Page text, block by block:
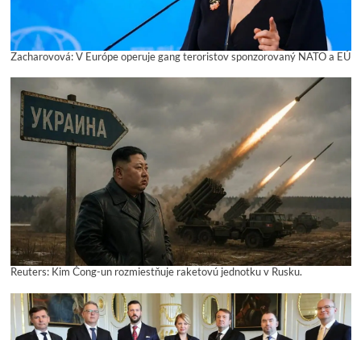
Zacharovová: V Európe operuje gang teroristov sponzorovaný NATO a EÚ
Reuters: Kim Čong-un rozmiestňuje raketovú jednotku v Rusku.